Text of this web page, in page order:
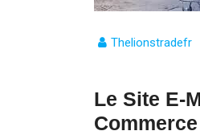
Thelionstradefr
Le Site E-